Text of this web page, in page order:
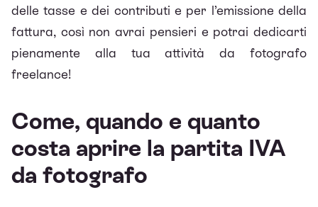
delle tasse e dei contributi e per l’emissione della
fattura, così non avrai pensieri e potrai dedicarti
pienamente alla tua attività da fotografo
freelance!
Come, quando e quanto
costa aprire la partita IVA
da fotografo